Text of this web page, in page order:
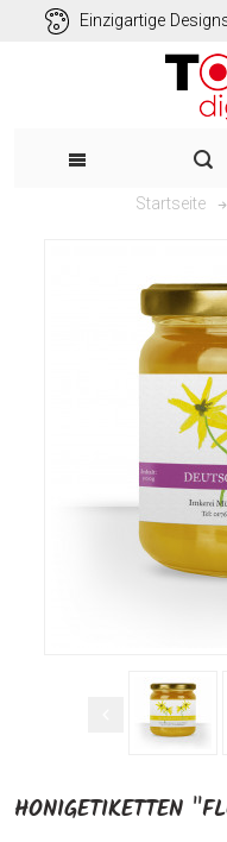
Einzigartige
Startseite
HONIGETIKETTEN